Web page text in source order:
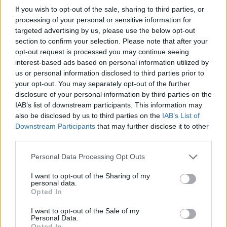
If you wish to opt-out of the sale, sharing to third parties, or
processing of your personal or sensitive information for
targeted advertising by us, please use the below opt-out
section to confirm your selection. Please note that after your
opt-out request is processed you may continue seeing
interest-based ads based on personal information utilized by
us or personal information disclosed to third parties prior to
your opt-out. You may separately opt-out of the further
disclosure of your personal information by third parties on the
IAB’s list of downstream participants. This information may
also be disclosed by us to third parties on the IAB’s List of
Downstream Participants that may further disclose it to other
Personal Data Processing Opt Outs
I want to opt-out of the Sharing of my
personal data.
Opted In
I want to opt-out of the Sale of my
Personal Data.
Comentari: